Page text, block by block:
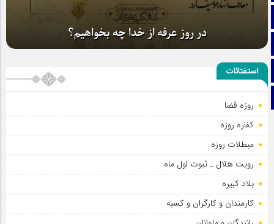
آپارات
اینستاگرام
در روز عرفه از خدا چه بخواهیم؟
استفتائات
روزه قضا
کفاره روزه
مبطلات روزه
رویت هلال ـ ثبوت اول ماه
بلاد کبیره
کارمندان و کارگران و کسبه